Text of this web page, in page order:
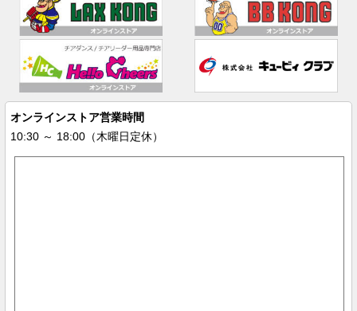
オンラインストア営業時間
10:30 ～ 18:00（木曜日定休）